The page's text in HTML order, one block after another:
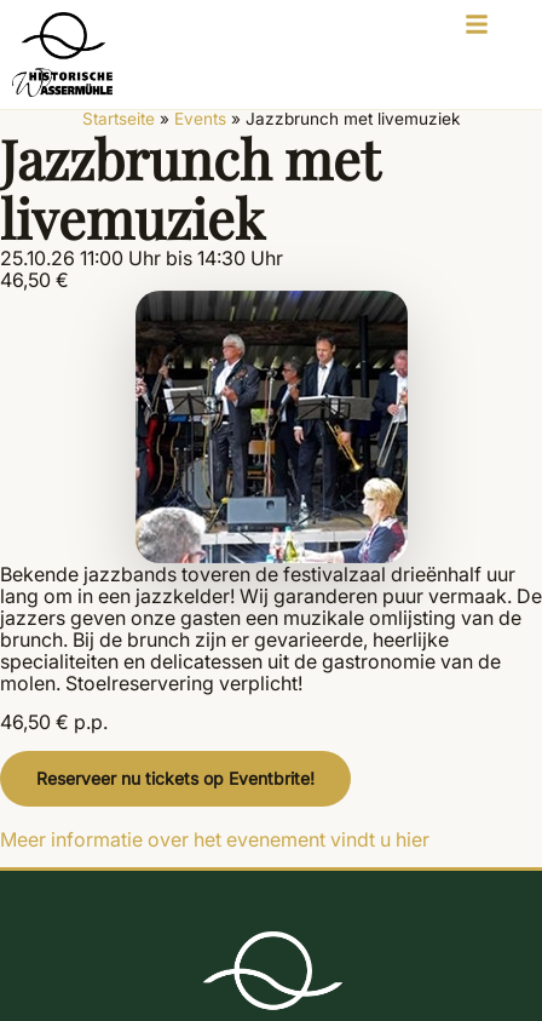
Startseite » Events » Jazzbrunch met livemuziek
Jazzbrunch met
livemuziek
25.10.26 11:00 Uhr bis 14:30 Uhr
46,50 €
Bekende jazzbands toveren de festivalzaal drieënhalf uur
lang om in een jazzkelder! Wij garanderen puur vermaak. De
jazzers geven onze gasten een muzikale omlijsting van de
brunch. Bij de brunch zijn er gevarieerde, heerlijke
specialiteiten en delicatessen uit de gastronomie van de
molen. Stoelreservering verplicht!
46,50 € p.p.
Reserveer nu tickets op Eventbrite!
Meer informatie over het evenement vindt u hier